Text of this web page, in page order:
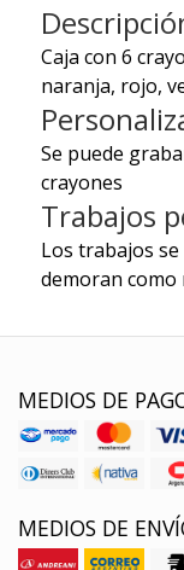
Caja con 6
naranja, rojo,
Se puede
crayones
Trabajos
Los trabajos
demoran como
MEDIOS DE
MEDIOS DE